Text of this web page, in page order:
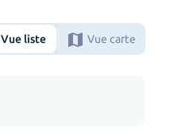
Vue liste map Vue carte